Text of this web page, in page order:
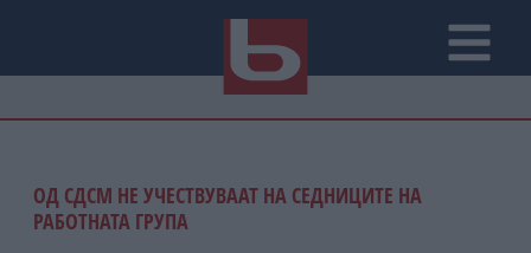
ОД СДСМ НЕ УЧЕСТВУВААТ НА СЕДНИЦИТЕ НА
РАБОТНАТА ГРУПА